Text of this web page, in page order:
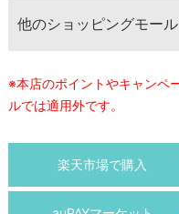
他のショッピングモー
※本店のポイントやキャンペ
ルでは適用外です。
楽天市場で購入